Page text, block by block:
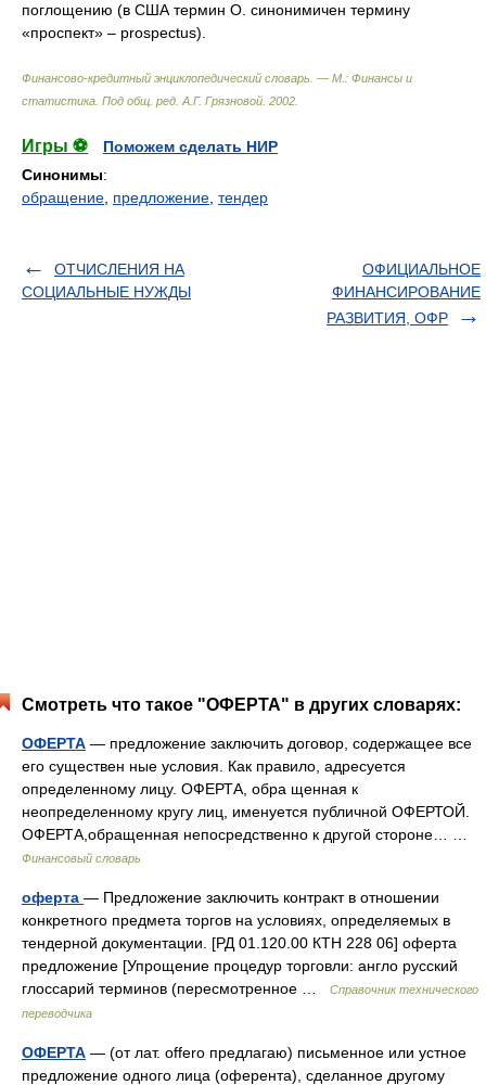
поглощению (в США термин О. синонимичен термину
«проспект» – prospectus).
Финансово-кредитный энциклопедический словарь. — М.: Финансы и
статистика Под общ. ред. А.Г. Грязновой 2002
Игры ⚽
Поможем сделать НИР
Синонимы:
обращение предложение тендер
ОТЧИСЛЕНИЯ НА
СОЦИАЛЬНЫЕ НУЖДЫ
ОФИЦИАЛЬНОЕ
ФИНАНСИРОВАНИЕ
РАЗВИТИЯ, ОФР
Смотреть что такое "ОФЕРТА" в других словарях:
ОФЕРТА — предложение заключить договор, содержащее все
его существен ные условия. Как правило, адресуется
определенному лицу. ОФЕРТА, обра щенная к
неопределенному кругу лиц, именуется публичной ОФЕРТОЙ.
ОФЕРТА,обращенная непосредственно к другой стороне… …
Финансовый словарь
оферта — Предложение заключить контракт в отношении
конкретного предмета торгов на условиях, определяемых в
тендерной документации. [РД 01.120.00 КТН 228 06] оферта
предложение [Упрощение процедур торговли: англо русский
глоссарий терминов (пересмотренное …
Справочник технического
переводчика
ОФЕРТА — (от лат. offero предлагаю) письменное или устное
предложение одного лица (оферента), сделанное другому